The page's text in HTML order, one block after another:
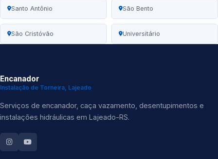
Santo Antônio São Bento
São Cristóvão Universitário
Encanador
Instalação de Torneira, Lajeado
Serviços de encanador, caça vazamento, desentupimentos e
instalações hidráulicas em Lajeado-RS.